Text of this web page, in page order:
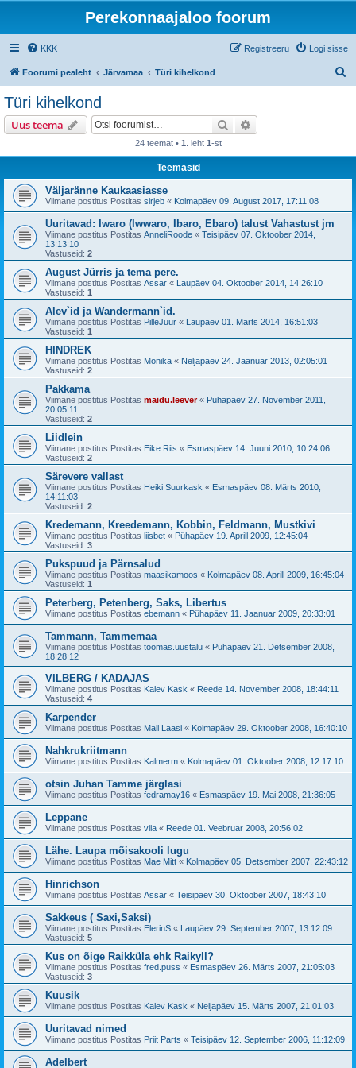
Perekonnaajaloo foorum
KKK Logi sisse
Registreeru
Foorumi pealeht Järvamaa Türi kihelkond
Türi kihelkond
Uus teema Otsi
24 teemat • 1 . leht 1-st
Teemasid
Väljaränne Kaukaasiasse
Viimane postitus Postitas sirjeb « Kolmapäev 09. August 2017, 17:11:08
Uuritavad: Iwaro (Iwwaro, Ibaro, Ebaro) talust Vahastust jm
Viimane postitus Postitas AnneliRoode « Teisipäev 07. Oktoober 2014,
13:13:10
Vastuseid: 2
August Jürris ja tema pere.
Viimane postitus Postitas Assar « Laupäev 04. Oktoober 2014, 14:26:10
Vastuseid: 1
Alev`id ja Wandermann`id.
Viimane postitus Postitas PilleJuur « Laupäev 01. Märts 2014, 16:51:03
Vastuseid: 1
HINDREK
Viimane postitus Postitas Monika « Neljapäev 24. Jaanuar 2013, 02:05:01
Vastuseid: 2
Pakkama
Viimane postitus Postitas maidu.leever« Pühapäev 27. November 2011,
20:05:11
Vastuseid: 2
Liidlein
Viimane postitus Postitas Eike Riis « Esmaspäev 14. Juuni 2010, 10:24:06
Vastuseid: 2
Särevere vallast
Viimane postitus Postitas Heiki Suurkask « Esmaspäev 08. Märts 2010,
14:11:03
Vastuseid: 2
Kredemann, Kreedemann, Kobbin, Feldmann, Mustkivi
Viimane postitus Postitas liisbet « Pühapäev 19. Aprill 2009, 12:45:04
Vastuseid: 3
Pukspuud ja Pärnsalud
Viimane postitus Postitas maasikamoos « Kolmapäev 08. Aprill 2009, 16:45:04
Vastuseid: 1
Peterberg, Petenberg, Saks, Libertus
Viimane postitus Postitas ebemann « Pühapäev 11. Jaanuar 2009, 20:33:01
Tammann, Tammemaa
Viimane postitus Postitas toomas.uustalu « Pühapäev 21. Detsember 2008,
18:28:12
VILBERG / KADAJAS
Viimane postitus Postitas Kalev Kask « Reede 14. November 2008, 18:44:11
Vastuseid: 4
Karpender
Viimane postitus Postitas Mall Laasi « Kolmapäev 29. Oktoober 2008, 16:40:10
Nahkrukriitmann
Viimane postitus Postitas Kalmerm « Kolmapäev 01. Oktoober 2008, 12:17:10
otsin Juhan Tamme järglasi
Viimane postitus Postitas fedramay16 « Esmaspäev 19. Mai 2008, 21:36:05
Leppane
Viimane postitus Postitas viia « Reede 01. Veebruar 2008, 20:56:02
Lähe. Laupa mõisakooli lugu
Viimane postitus Postitas Mae Mitt « Kolmapäev 05. Detsember 2007, 22:43:12
Hinrichson
Viimane postitus Postitas Assar « Teisipäev 30. Oktoober 2007, 18:43:10
Sakkeus ( Saxi,Saksi)
Viimane postitus Postitas ElerinS « Laupäev 29. September 2007, 13:12:09
Vastuseid: 5
Kus on õige Raikküla ehk Raikyll?
Viimane postitus Postitas fred.puss « Esmaspäev 26. Märts 2007, 21:05:03
Vastuseid: 3
Kuusik
Viimane postitus Postitas Kalev Kask « Neljapäev 15. Märts 2007, 21:01:03
Uuritavad nimed
Viimane postitus Postitas Priit Parts « Teisipäev 12. September 2006, 11:12:09
Adelbert